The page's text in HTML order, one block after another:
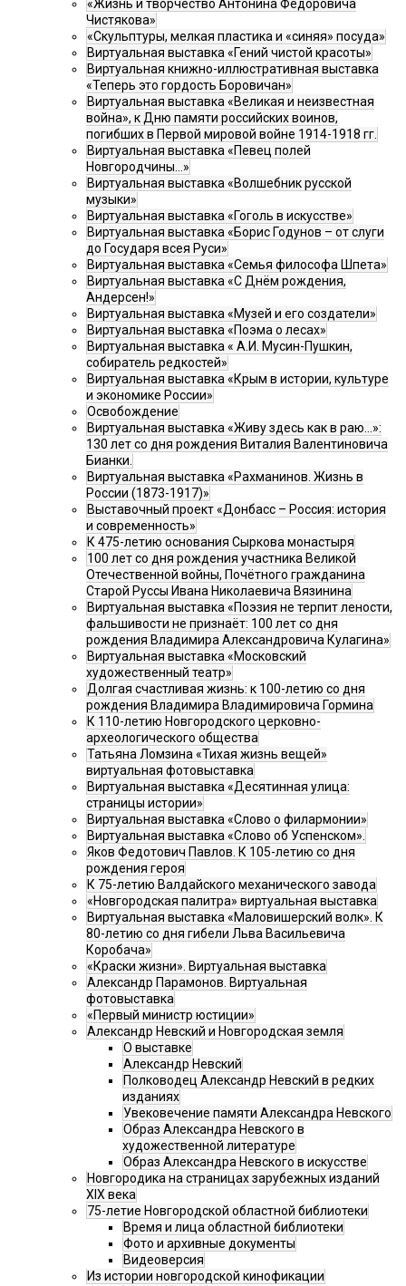
«Жизнь и творчество Антонина Федоровича
Чистякова»
«Скульптуры, мелкая пластика и «синяя» посуда»
Виртуальная выставка «Гений чистой красоты»
Виртуальная книжно-иллюстративная выставка
«Теперь это гордость Боровичан»
Виртуальная выставка «Великая и неизвестная
война», к Дню памяти российских воинов,
погибших в Первой мировой войне 1914-1918 гг.
Виртуальная выставка «Певец полей
Новгородчины…»
Виртуальная выставка «Волшебник русской
музыки»
Виртуальная выставка «Гоголь в искусстве»
Виртуальная выставка «Борис Годунов – от слуги
до Государя всея Руси»
Виртуальная выставка «Семья философа Шпета»
Виртуальная выставка «С Днём рождения,
Андерсен!»
Виртуальная выставка «Музей и его создатели»
Виртуальная выставка «Поэма о лесах»
Виртуальная выставка « А.И. Мусин-Пушкин,
собиратель редкостей»
Виртуальная выставка «Крым в истории, культуре
и экономике России»
Освобождение
Виртуальная выставка «Живу здесь как в раю…»:
130 лет со дня рождения Виталия Валентиновича
Бианки.
Виртуальная выставка «Рахманинов. Жизнь в
России (1873-1917)»
Выставочный проект «Донбасс – Россия: история
и современность»
К 475-летию основания Сыркова монастыря
100 лет со дня рождения участника Великой
Отечественной войны, Почётного гражданина
Старой Руссы Ивана Николаевича Вязинина
Виртуальная выставка «Поэзия не терпит лености,
фальшивости не признаёт: 100 лет со дня
рождения Владимира Александровича Кулагина»
Виртуальная выставка «Московский
художественный театр»
Долгая счастливая жизнь: к 100-летию со дня
рождения Владимира Владимировича Гормина
К 110-летию Новгородского церковно-
археологического общества
Татьяна Ломзина «Тихая жизнь вещей»
виртуальная фотовыставка
Виртуальная выставка «Десятинная улица:
страницы истории»
Виртуальная выставка «Слово о филармонии»
Виртуальная выставка «Слово об Успенском».
Яков Федотович Павлов. К 105-летию со дня
рождения героя
К 75-летию Валдайского механического завода
«Новгородская палитра» виртуальная выставка
Виртуальная выставка «Маловишерский волк». К
80-летию со дня гибели Льва Васильевича
Коробача»
«Краски жизни». Виртуальная выставка
Александр Парамонов. Виртуальная
фотовыставка
«Первый министр юстиции»
Александр Невский и Новгородская земля
О выставке
Александр Невский
Полководец Александр Невский в редких
изданиях
Увековечение памяти Александра Невского
Образ Александра Невского в
художественной литературе
Образ Александра Невского в искусстве
Новгородика на страницах зарубежных изданий
XIX века
75-летие Новгородской областной библиотеки
Время и лица областной библиотеки
Фото и архивные документы
Видеоверсия
Из истории новгородской кинофикации